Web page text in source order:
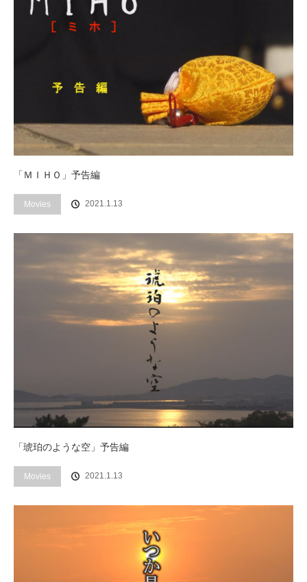
「ＭＩＨＯ」予告編
Movies 2021.1.13
「琥珀のような空」予告編
Movies 2021.1.13